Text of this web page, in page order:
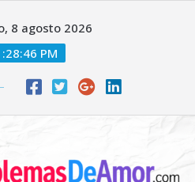
8 agosto 2026
PM